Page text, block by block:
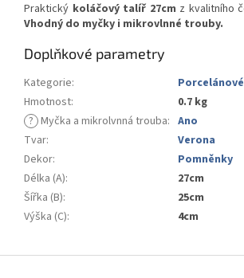
Praktický koláčový talíř 27cm z kvalitního
Vhodný do myčky i mikrovlnné trouby.
Doplňkové parametry
Kategorie:
Hmotnost:
0.7 kg
? Myčka a mikrolvnná trouba: Ano
Tvar:
Verona
Dekor:
Pomněnky
Délka (A):
27cm
Šířka (B):
25cm
Výška (C): 4cm